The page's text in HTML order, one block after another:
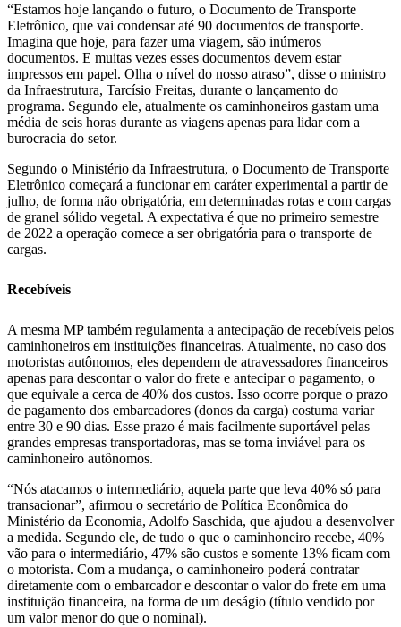
“Estamos hoje lançando o futuro, o Documento de Transporte
Eletrônico, que vai condensar até 90 documentos de transporte.
Imagina que hoje, para fazer uma viagem, são inúmeros
documentos. E muitas vezes esses documentos devem estar
impressos em papel. Olha o nível do nosso atraso”, disse o ministro
da Infraestrutura, Tarcísio Freitas, durante o lançamento do
programa. Segundo ele, atualmente os caminhoneiros gastam uma
média de seis horas durante as viagens apenas para lidar com a
burocracia do setor.
Segundo o Ministério da Infraestrutura, o Documento de Transporte
Eletrônico começará a funcionar em caráter experimental a partir de
julho, de forma não obrigatória, em determinadas rotas e com cargas
de granel sólido vegetal. A expectativa é que no primeiro semestre
de 2022 a operação comece a ser obrigatória para o transporte de
cargas.
Recebíveis
A mesma MP também regulamenta a antecipação de recebíveis pelos
caminhoneiros em instituições financeiras. Atualmente, no caso dos
motoristas autônomos, eles dependem de atravessadores financeiros
apenas para descontar o valor do frete e antecipar o pagamento, o
que equivale a cerca de 40% dos custos. Isso ocorre porque o prazo
de pagamento dos embarcadores (donos da carga) costuma variar
entre 30 e 90 dias. Esse prazo é mais facilmente suportável pelas
grandes empresas transportadoras, mas se torna inviável para os
caminhoneiro autônomos.
“Nós atacamos o intermediário, aquela parte que leva 40% só para
transacionar”, afirmou o secretário de Política Econômica do
Ministério da Economia, Adolfo Saschida, que ajudou a desenvolver
a medida. Segundo ele, de tudo o que o caminhoneiro recebe, 40%
vão para o intermediário, 47% são custos e somente 13% ficam com
o motorista. Com a mudança, o caminhoneiro poderá contratar
diretamente com o embarcador e descontar o valor do frete em uma
instituição financeira, na forma de um deságio (título vendido por
um valor menor do que o nominal).